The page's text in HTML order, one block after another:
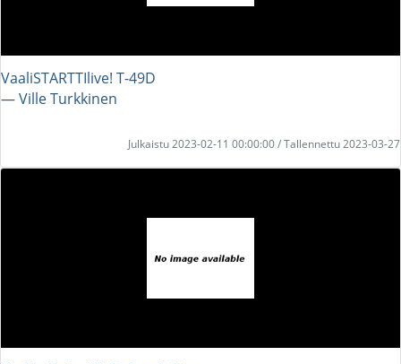
VaaliSTARTTIlive! T-49D
― Ville Turkkinen
Julkaistu 2023-02-11 00:00:00 / Tallennettu 2023-03-27